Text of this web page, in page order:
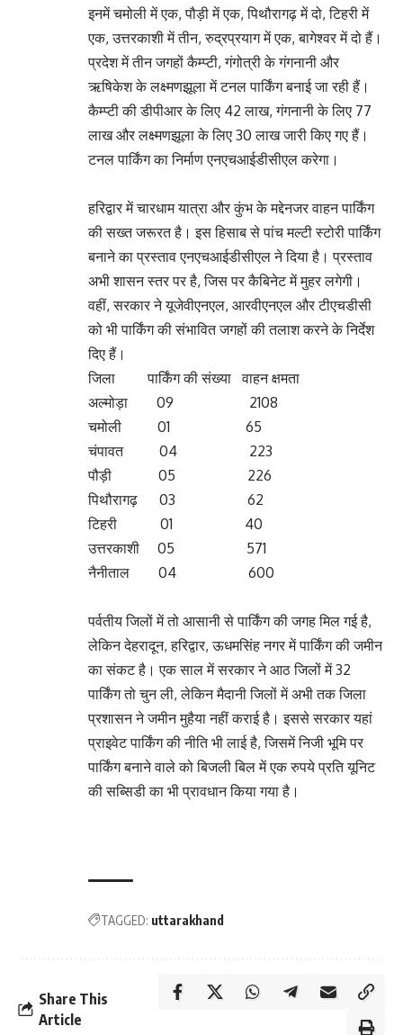
इनमें चमोली में एक, पौड़ी में एक, पिथौरागढ़ में दो, टिहरी में
एक, उत्तरकाशी में तीन, रुद्रप्रयाग में एक, बागेश्वर में दो हैं।
प्रदेश में तीन जगहों कैम्प्टी, गंगोत्री के गंगनानी और
ऋषिकेश के लक्ष्मणझूला में टनल पार्किंग बनाई जा रही हैं।
कैम्प्टी की डीपीआर के लिए 42 लाख, गंगनानी के लिए 77
लाख और लक्ष्मणझूला के लिए 30 लाख जारी किए गए हैं।
टनल पार्किंग का निर्माण एनएचआईडीसीएल करेगा।
हरिद्वार में चारधाम यात्रा और कुंभ के मद्देनजर वाहन पार्किंग
की सख्त जरूरत है। इस हिसाब से पांच मल्टी स्टोरी पार्किंग
बनाने का प्रस्ताव एनएचआईडीसीएल ने दिया है। प्रस्ताव
अभी शासन स्तर पर है, जिस पर कैबिनेट में मुहर लगेगी।
वहीं, सरकार ने यूजेवीएनएल, आरवीएनएल और टीएचडीसी
को भी पार्किंग की संभावित जगहों की तलाश करने के निर्देश
दिए हैं।
जिला पार्किंग की संख्या वाहन क्षमता
अल्मोड़ा 09 2108
चमोली 01 65
चंपावत 04 223
पौड़ी 05 226
पिथौरागढ़ 03 62
टिहरी 01 40
उत्तरकाशी 05 571
नैनीताल 04 600
पर्वतीय जिलों में तो आसानी से पार्किंग की जगह मिल गई है,
लेकिन देहरादून, हरिद्वार, ऊधमसिंह नगर में पार्किंग की जमीन
का संकट है। एक साल में सरकार ने आठ जिलों में 32
पार्किंग तो चुन ली, लेकिन मैदानी जिलों में अभी तक जिला
प्रशासन ने जमीन मुहैया नहीं कराई है। इससे सरकार यहां
प्राइवेट पार्किंग की नीति भी लाई है, जिसमें निजी भूमि पर
पार्किंग बनाने वाले को बिजली बिल में एक रुपये प्रति यूनिट
की सब्सिडी का भी प्रावधान किया गया है।
TAGGED: uttarakhand
Share This
Article